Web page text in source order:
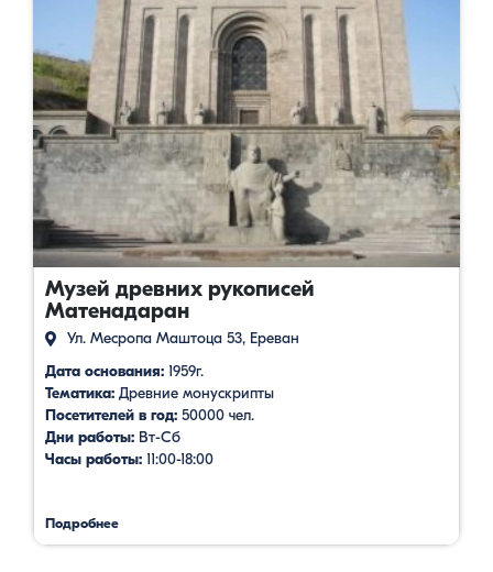
Музей древних рукописей
Матенадаран
Ул. Месропа Маштоца 53, Ереван
Дата основания: 1959г.
Тематика: Древние монускрипты
Посетителей в год: 50000 чел.
Дни работы: Вт-Сб
Часы работы: 11:00-18:00
Подробнее